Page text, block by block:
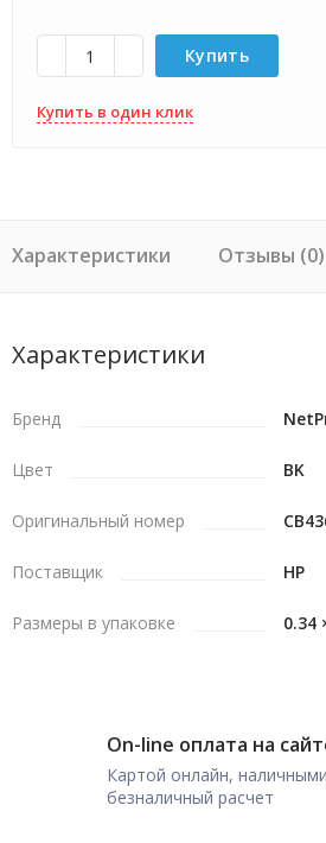
Купить
Купить в один клик
Характеристики Отзывы (0)
Характеристики
Бренд
Цвет BK
Оригинальный номер
Поставщик HP
Размеры в упаковке 0.34
On-line оплата на
Картой онлайн,
безналичный расчет